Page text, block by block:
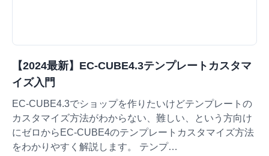
【2024最新】EC-CUBE4.3テンプレートカスタマ
イズ入門
EC-CUBE4.3でショップを作りたいけどテンプレートの
カスタマイズ方法がわからない、難しい、という方向け
にゼロからEC-CUBE4のテンプレートカスタマイズ方法
をわかりやすく解説します。 テンプ…